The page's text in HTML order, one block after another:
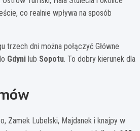
co realnie wpływa na sposób
dni można połączyć Główne
Gdyni lub Sopotu. To dobry kierunek dla
Zamek Lubelski, Majdanek i knajpy w